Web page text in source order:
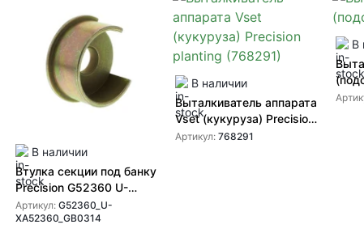
В наличии
Втулка секции под банку
Precision G52360 U-
XA52360 A52360
Артикул:G52360_U-
XA52360_GB0314
В наличии
Выталкиватель аппарата
Vset (кукуруза) Precision
planting (768291)
Артикул:768291
В